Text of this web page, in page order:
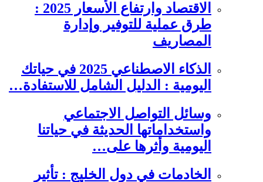
الاقتصاد وارتفاع الأسعار 2025 :
طرق عملية للتوفير وإدارة
المصاريف
الذكاء الاصطناعي 2025 في حياتك
اليومية : الدليل الشامل للاستفادة…
وسائل التواصل الاجتماعي
واستخداماتها الحديثة في حياتنا
اليومية وأثرها على…
الخادمات في دول الخليج : تأثير